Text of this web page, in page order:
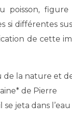
poisson, figure
si différentes
de cette
de la nature et
de Pierre
jeta dans